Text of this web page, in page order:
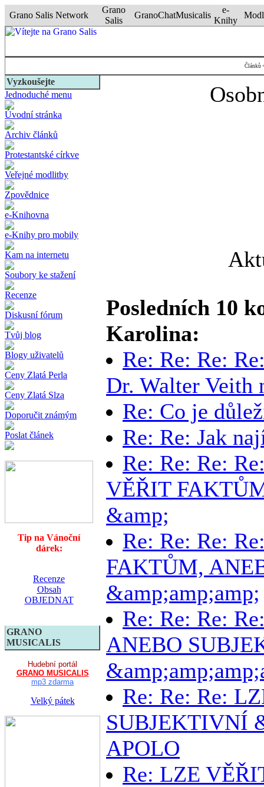
Grano Salis Network
Grano
Salis
GranoChatMusicalis
e-
Knihy
Článků
Vyzkoušejte
Jednoduché menu
Úvodní stránka
Archiv článků
Protestantské církve
Veřejné modlitby
Zpovědnice
e-Knihovna
e-Knihy pro mobily
Kam na internetu
Soubory ke stažení
Recenze
Diskusní fórum
Tvůj blog
Blogy uživatelů
Ceny Zlatá Perla
Ceny Zlatá Slza
Doporučit známým
Poslat článek
Tip na Vánoční
dárek:
Recenze
Obsah
OBJEDNAT
GRANO
MUSICALIS
Hudební portál
GRANO MUSICALIS
mp3 zdarma
Velký pátek
Posledních 10
Karolina:
Re: Re: Re:
Dr. Walter Veith
Re: Co je
Re: Re: Jak
Re: Re: Re:
VĚŘIT
&amp;
Re: Re: Re:
FAKTŮM,
&amp;amp;amp;
Re: Re: Re:
ANEBO
Re: Re: Re:
SUBJEKTIVNÍ
APOLO
Re: LZE